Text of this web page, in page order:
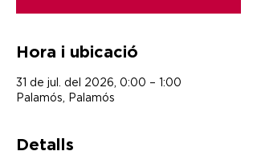
Hora i ubicació
31 de jul. del 2026, 0:00 – 1:00
Palamós, Palamós
Detalls